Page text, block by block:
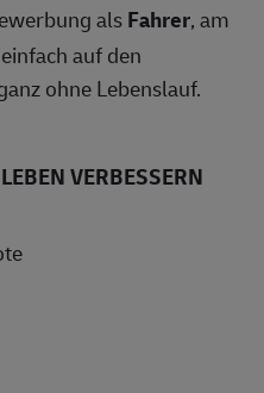
alsFahrer, am
auf den
ohne Lebenslauf.
VERBESSERN